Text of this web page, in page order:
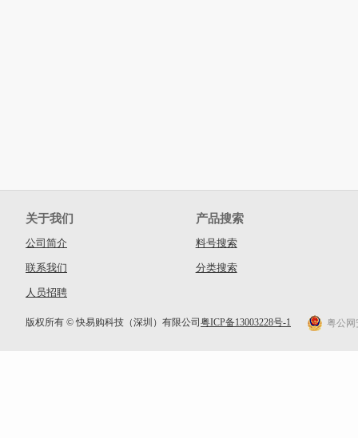
关于我们
公司简介
联系我们
人员招聘
产品搜索
料号搜索
分类搜索
版权所有 © 快易购科技（深圳）有限公司 粤ICP备13003228号-1 粤公网